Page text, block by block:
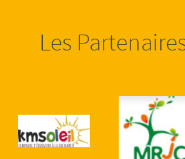
Les